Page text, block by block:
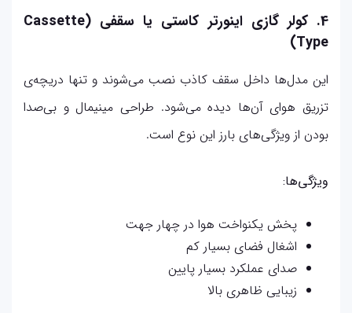
4. کولر گازی اینورتر کاستی یا سقفی (Cassette
Type)
این مدل‌ها داخل سقف کاذب نصب می‌شوند و تنها دریچه‌ی
تزریق هوای آن‌ها دیده می‌شود. طراحی مینیمال و بی‌صدا
بودن از ویژگی‌های بارز این نوع است.
ویژگی‌ها:
پخش یکنواخت هوا در چهار جهت
اشغال فضای بسیار کم
صدای عملکرد بسیار پایین
زیبایی ظاهری بالا